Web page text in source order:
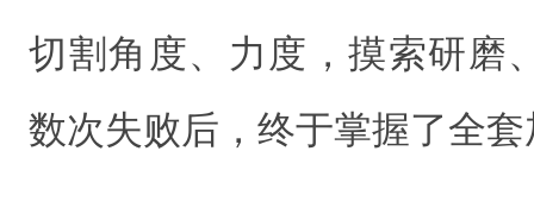
切割角度、力度，摸索研磨
数次失败后，终于掌握了全